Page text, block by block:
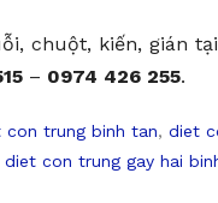
chuột, kiến, gián
– 0974 426 255.
trung binh tan, diet
diet con trung gay hai